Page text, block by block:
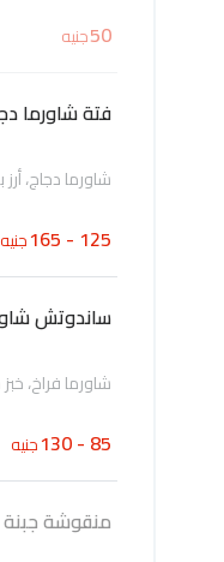
50جنيه
فتة شاورما
شاورما دجاج،
125 - 165 جنيه
ساندوتش
شاورما فراخ،
85 - 130 جنيه
منقوشة جبنة